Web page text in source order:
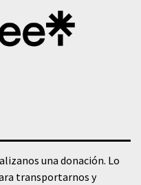
una donación. Lo
transportarnos y